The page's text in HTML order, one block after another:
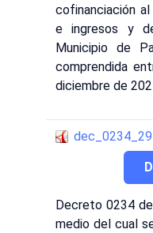
cofinanciación
e ingresos y
Municipio de
comprendida
diciembre de
Decreto 0234
medio del cual